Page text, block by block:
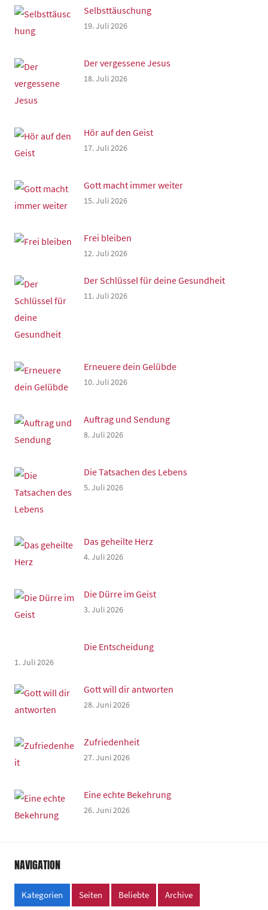
Selbsttäuschung
19. Juli 2026
Der vergessene Jesus
18. Juli 2026
Hör auf den Geist
17. Juli 2026
Gott macht immer weiter
15. Juli 2026
Frei bleiben
12. Juli 2026
Der Schlüssel für deine Gesundheit
11. Juli 2026
Erneuere dein Gelübde
10. Juli 2026
Auftrag und Sendung
8. Juli 2026
Die Tatsachen des Lebens
5. Juli 2026
Das geheilte Herz
4. Juli 2026
Die Dürre im Geist
3. Juli 2026
Die Entscheidung
1. Juli 2026
Gott will dir antworten
28. Juni 2026
Zufriedenheit
27. Juni 2026
Eine echte Bekehrung
26. Juni 2026
NAVIGATION
Kategorien Seiten Beliebte Archive